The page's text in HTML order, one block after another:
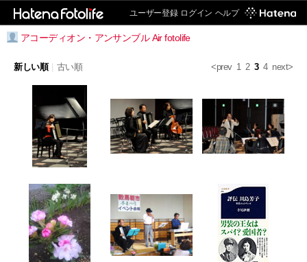
ユーザー登録 ログイン ヘルプ
アコーディオン・アンサンブル Air fotolife
<prev 1 2 3 4 next>
新しい順 古い順